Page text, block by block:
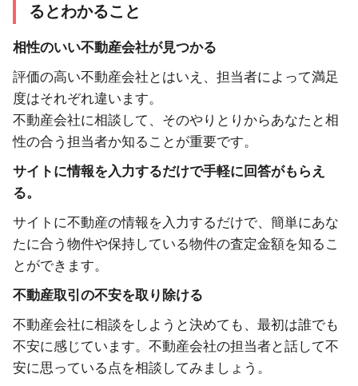
るとわかること
相性のいい不動産会社が見つかる
評価の高い不動産会社とはいえ、担当者によって満足
度はそれぞれ違います。
不動産会社に相談して、そのやりとりからあなたと相
性の合う担当者か知ることが重要です。
サイトに情報を入力するだけで手軽に回答がもらえ
る。
サイトに不動産の情報を入力するだけで、簡単にあな
たに合う物件や保持している物件の査定金額を知るこ
とができます。
不動産取引の不安を取り除ける
不動産会社に相談をしようと決めても、最初は誰でも
不安に感じています。不動産会社の担当者と話して不
安に思っている点を相談してみましょう。